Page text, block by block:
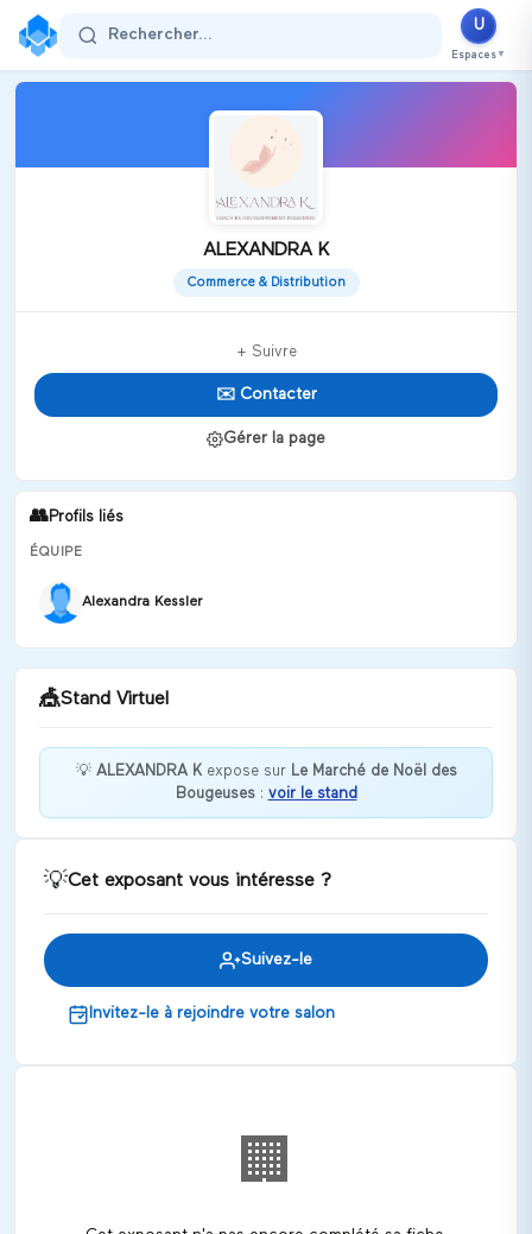
Rechercher...
U
Espaces ▼
ALEXANDRA K
Commerce & Distribution
+ Suivre
✉️ Contacter
Gérer la page
👥Profils liés
ÉQUIPE
Alexandra Kessler
🎪Stand Virtuel
Grâce à ALEXANDRA K, plonge dans une
métamorphose intérieure facilitant une vie
Discuter
💡 ALEXANDRA Kexpose sur Le Marché de Noël des
Bougeuses: voir le stand
💡Cet exposant vous intéresse ?
Suivez-le
Invitez-le à rejoindre votre salon
🏢